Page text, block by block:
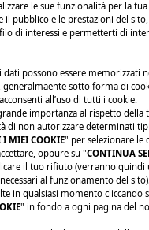
in
anche in
e
nel porto di
da un team di
specialisti del
a consigliarvi e
attrezzature.
dell'azienda nel
le sue funzionalità per la tua
il pubblico e le prestazioni del
di interessi e permetterti di
possono essere memorizzati
generalmaente sotto forma di
all’uso di tutti i cookie.
importanza al rispetto della
di non autorizzare determinati
I MIEI COOKIE" per selezionare le
oppure su "CONTINUA
il tuo rifiuto (verranno quindi
al funzionamento del
in qualsiasi momento cliccando
" in fondo a ogni pagina del